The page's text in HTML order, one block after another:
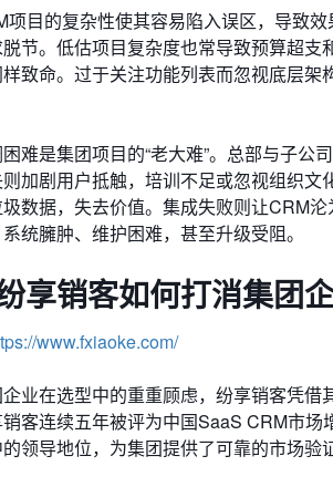
项目的复杂性使其容易陷入误区，导致
节。低估项目复杂度也常导致预算超
致命。过于关注功能列表而忽视底层
难是集团项目的“老大难”。总部与子公
加剧用户抵触，培训不足或忽视组织
数据，失去价值。集成失败则让CRM
统臃肿、维护困难，甚至升级受阻。
享销客如何打消集团
www.fxiaoke.com/
业在选型中的重重顾虑，纷享销客凭
客连续五年被评为中国SaaS CRM市
领导地位，为集团提供了可靠的市场验